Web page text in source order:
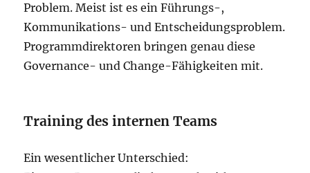
Problem. Meist ist es ein Führungs-,
Kommunikations- und Entscheidungsproblem.
Programmdirektoren bringen genau diese
Governance- und Change-Fähigkeiten mit.
Training des internen Teams
Ein wesentlicher Unterschied: